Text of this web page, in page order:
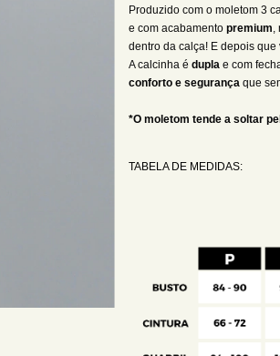
Produzido com o moletom 3
e com acabamento premium,
dentro da calça! E depois
A calcinha é dupla e com
conforto e segurança que
*O moletom tende a soltar
TABELA DE MEDIDAS: